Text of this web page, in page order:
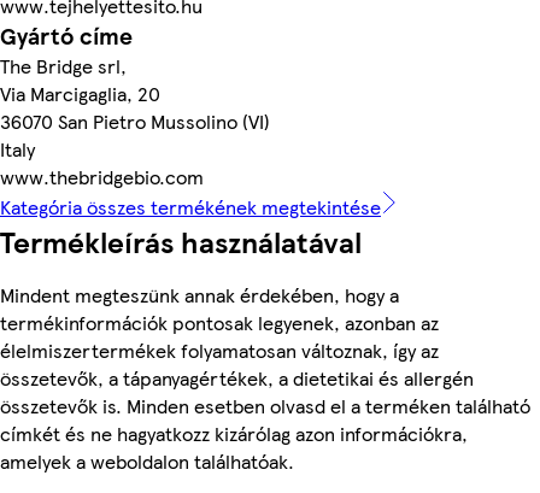
Gyártó címe
The Bridge srl,
Via Marcigaglia, 20
36070 San Pietro Mussolino (VI)
Italy
www.thebridgebio.com
Kategória összes termékének megtekintése
Termékleírás használatával
Mindent megteszünk annak érdekében, hogy a
termékinformációk pontosak legyenek, azonban az
élelmiszertermékek folyamatosan változnak, így az
összetevők, a tápanyagértékek, a dietetikai és allergén
összetevők is. Minden esetben olvasd el a terméken található
címkét és ne hagyatkozz kizárólag azon információkra,
amelyek a weboldalon találhatóak.